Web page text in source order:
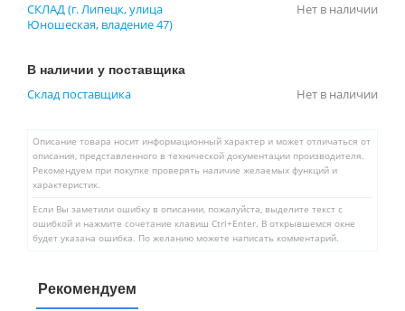
СКЛАД (г. Липецк, улица
Юношеская, владение 47)
Нет в наличии
В наличии у поставщика
Склад поставщика Нет в наличии
Описание товара носит информационный характер и может отличаться от
описания, представленного в технической документации производителя.
Рекомендуем при покупке проверять наличие желаемых функций и
характеристик.
Если Вы заметили ошибку в описании, пожалуйста, выделите текст с
ошибкой и нажмите сочетание клавиш Ctrl+Enter. В открывшемся окне
будет указана ошибка. По желанию можете написать комментарий.
Рекомендуем